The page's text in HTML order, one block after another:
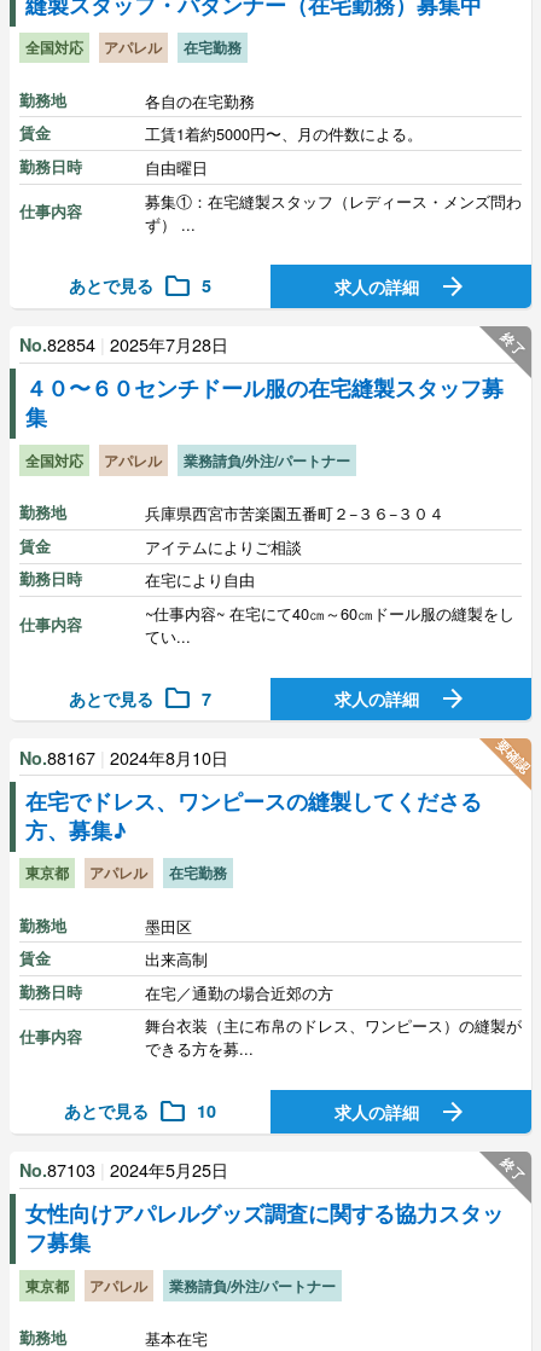
全国対応 アパレル 在宅勤務
勤務地 各自の在宅勤務
賃金 工賃1着約5000円〜、月の件数による。
勤務日時 自由曜日
仕事内容
募集①：在宅縫製スタッフ（レディース・メンズ問わ
ず） ...
あとで見る folder 5 求人の詳細 arrow_forward
No.82854 2025年7月28日
４０〜６０センチドール服の在宅縫製スタッフ募
集
全国対応 アパレル 業務請負/外注/パートナー
勤務地 兵庫県西宮市苦楽園五番町２−３６−３０４
賃金 アイテムによりご相談
勤務日時 在宅により自由
仕事内容
~仕事内容~ 在宅にて40㎝～60㎝ドール服の縫製をし
てい...
あとで見る folder 7 求人の詳細 arrow_forward
終了
No.88167 2024年8月10日
在宅でドレス、ワンピースの縫製してくださる
方、募集♪
東京都 アパレル 在宅勤務
勤務地 墨田区
賃金 出来高制
勤務日時 在宅／通勤の場合近郊の方
仕事内容
舞台衣装（主に布帛のドレス、ワンピース）の縫製が
できる方を募...
あとで見る folder 10 求人の詳細 arrow_forward
要確認
No.87103 2024年5月25日
女性向けアパレルグッズ調査に関する協力スタッ
フ募集
東京都 アパレル 業務請負/外注/パートナー
勤務地 基本在宅
終了